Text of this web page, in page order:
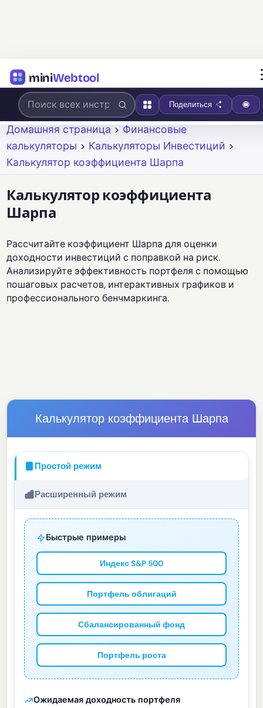
miniWebtool
Поделиться
Домашняя страница > Финансовые
калькуляторы > Калькуляторы Инвестиций >
Калькулятор коэффициента Шарпа
Калькулятор коэффициента
Шарпа
Рассчитайте коэффициент Шарпа для оценки
доходности инвестиций с поправкой на риск.
Анализируйте эффективность портфеля с помощью
пошаговых расчетов, интерактивных графиков и
профессионального бенчмаркинга.
Калькулятор коэффициента Шарпа
Простой режим
Расширенный режим
Быстрые примеры
Индекс S&P 500
Портфель облигаций
Сбалансированный фонд
Портфель роста
Ожидаемая доходность портфеля